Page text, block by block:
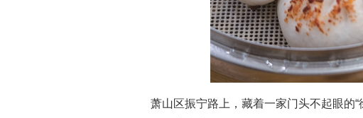
萧山区振宁路上，藏着一家门头不起眼的